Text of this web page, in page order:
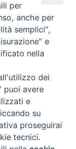
per
anche per
semplici",
e
nella
dei
puoi avere
e
su
proseguirai
tecnici.